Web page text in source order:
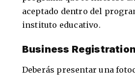
aceptado dentro del
instituto educativo.
Business
Deberás presentar una